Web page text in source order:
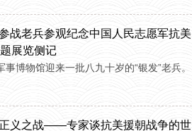
老兵参观纪念中国人民志愿军抗美
展览侧记
博物馆迎来一批八九十岁的“银发”老兵。
义之战——专家谈抗美援朝战争的世